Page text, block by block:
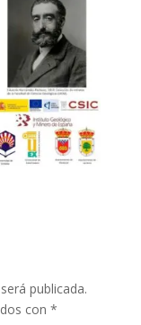
publicada.
con *